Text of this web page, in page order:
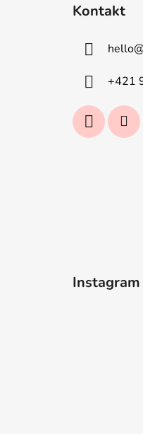
Kontakt
hello
+421
Instagram